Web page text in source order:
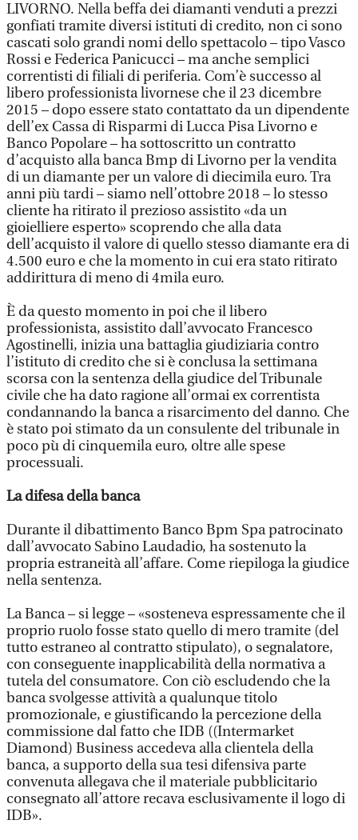
LIVORNO. Nella beffa dei diamanti venduti a prezzi
gonfiati tramite diversi istituti di credito, non ci sono
cascati solo grandi nomi dello spettacolo – tipo Vasco
Rossi e Federica Panicucci – ma anche semplici
correntisti di filiali di periferia. Com’è successo al
libero professionista livornese che il 23 dicembre
2015 – dopo essere stato contattato da un dipendente
dell’ex Cassa di Risparmi di Lucca Pisa Livorno e
Banco Popolare – ha sottoscritto un contratto
d’acquisto alla banca Bmp di Livorno per la vendita
di un diamante per un valore di diecimila euro. Tra
anni più tardi – siamo nell’ottobre 2018 – lo stesso
cliente ha ritirato il prezioso assistito «da un
gioielliere esperto» scoprendo che alla data
dell’acquisto il valore di quello stesso diamante era di
4.500 euro e che la momento in cui era stato ritirato
addirittura di meno di 4mila euro.
È da questo momento in poi che il libero
professionista, assistito dall’avvocato Francesco
Agostinelli, inizia una battaglia giudiziaria contro
l’istituto di credito che si è conclusa la settimana
scorsa con la sentenza della giudice del Tribunale
civile che ha dato ragione all’ormai ex correntista
condannando la banca a risarcimento del danno. Che
è stato poi stimato da un consulente del tribunale in
poco pù di cinquemila euro, oltre alle spese
processuali.
La difesa della banca
Durante il dibattimento Banco Bpm Spa patrocinato
dall’avvocato Sabino Laudadio, ha sostenuto la
propria estraneità all’affare. Come riepiloga la giudice
nella sentenza.
La Banca – si legge – «sosteneva espressamente che il
proprio ruolo fosse stato quello di mero tramite (del
tutto estraneo al contratto stipulato), o segnalatore,
con conseguente inapplicabilità della normativa a
tutela del consumatore. Con ciò escludendo che la
banca svolgesse attività a qualunque titolo
promozionale, e giustificando la percezione della
commissione dal fatto che IDB ((Intermarket
Diamond) Business accedeva alla clientela della
banca, a supporto della sua tesi difensiva parte
convenuta allegava che il materiale pubblicitario
consegnato all’attore recava esclusivamente il logo di
IDB».